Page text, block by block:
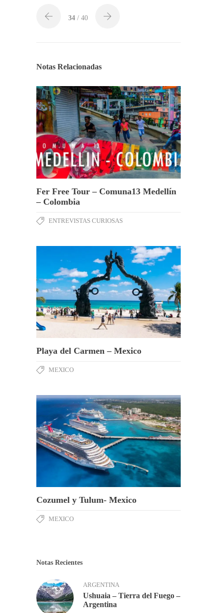
34 / 40
Notas Relacionadas
Fer Free Tour – Comuna13 Medellín
– Colombia
ENTREVISTAS CURIOSAS
Playa del Carmen – Mexico
MEXICO
Cozumel y Tulum- Mexico
MEXICO
Notas Recientes
ARGENTINA
Ushuaia – Tierra del Fuego –
Argentina